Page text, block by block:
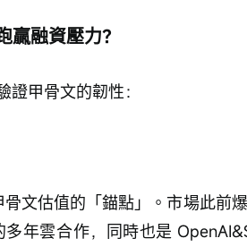
融資壓力？
甲骨文的韌性：
文估值的「錨點」。市場此前
年雲合作，同時也是